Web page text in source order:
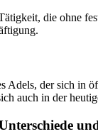
die ohne
Adels, der sich in
auch in der